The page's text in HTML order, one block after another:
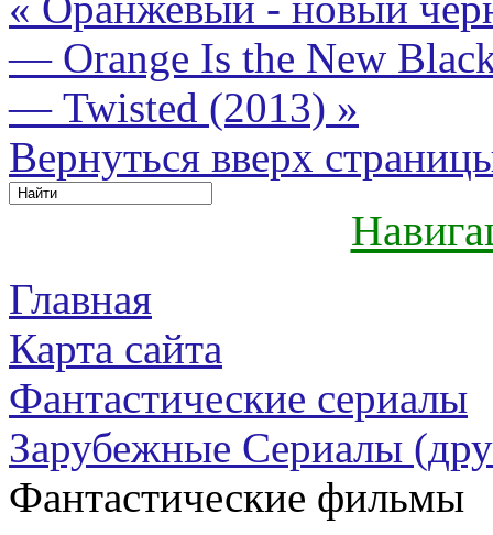
— Orange Is the New
— Twisted (2013) »
Вернуться вверх
Главная
Карта сайта
Фантастические сериалы
Зарубежные Сериалы
Фантастические фильмы